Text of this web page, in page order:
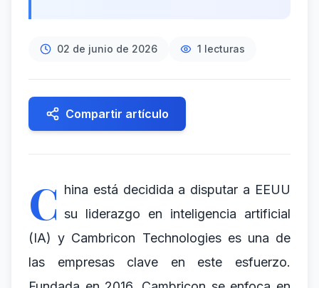
02 de junio de 2026 1 lecturas
Compartir artículo
C hina está decidida a disputar a EEUU
su liderazgo en inteligencia artificial
(IA) y Cambricon Technologies es una de
las empresas clave en este esfuerzo.